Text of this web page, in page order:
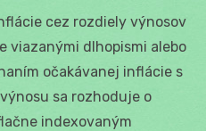
cez rozdiely výnosov
viazanými dlhopismi alebo
očakávanej inflácie s
sa rozhoduje o
indexovaným